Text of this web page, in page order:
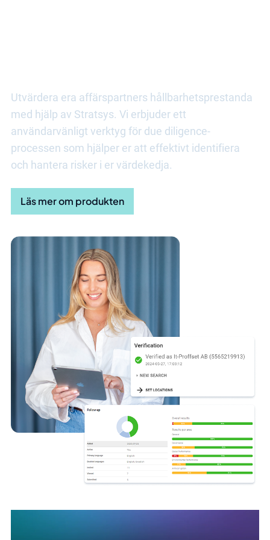
Utvärdera era affärspartners hållbarhetsprestanda
med hjälp av Stratsys. Vi erbjuder ett
användarvänligt verktyg för due diligence-
processen som hjälper er att effektivt identifiera
och hantera risker i er värdekedja.
Läs mer om produkten